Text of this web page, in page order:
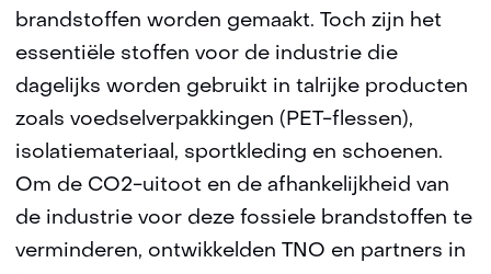
brandstoffen worden gemaakt. Toch zijn het
essentiële stoffen voor de industrie die
dagelijks worden gebruikt in talrijke producten
zoals voedselverpakkingen (PET-flessen),
isolatiemateriaal, sportkleding en schoenen.
Om de CO2-uitoot en de afhankelijkheid van
de industrie voor deze fossiele brandstoffen te
verminderen, ontwikkelden TNO en partners in